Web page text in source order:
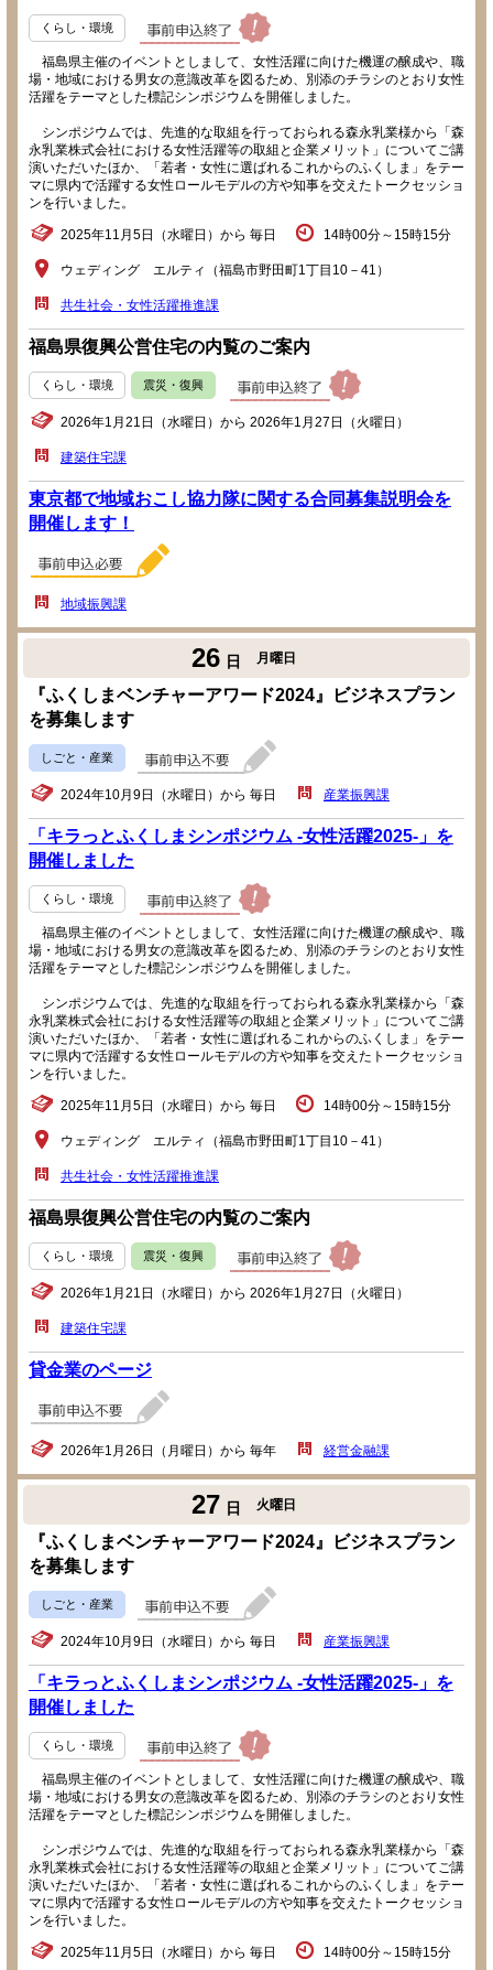
くらし・環境
福島県主催のイベントとしまして、女性活躍に向けた機運の醸成や、職
場・地域における男女の意識改革を図るため、別添のチラシのとおり女性
活躍をテーマとした標記シンポジウムを開催しました。
シンポジウムでは、先進的な取組を行っておられる森永乳業様から「森
永乳業株式会社における女性活躍等の取組と企業メリット」についてご講
演いただいたほか、「若者・女性に選ばれるこれからのふくしま」をテー
マに県内で活躍する女性ロールモデルの方や知事を交えたトークセッショ
ンを行いました。
2025年11月5日（水曜日）から 毎日 14時00分～15時15分
ウェディング エルティ（福島市野田町1丁目10－41）
共生社会・女性活躍推進課
福島県復興公営住宅の内覧のご案内
くらし・環境 震災・復興
2026年1月21日（水曜日）から 2026年1月27日（火曜日）
建築住宅課
東京都で地域おこし協力隊に関する合同募集説明会を
開催します！
地域振興課
26 日 月曜日
『ふくしまベンチャーアワード2024』ビジネスプラン
を募集します
しごと・産業
2024年10月9日（水曜日）から 毎日 産業振興課
「キラっとふくしまシンポジウム -女性活躍2025-」を
開催しました
くらし・環境
福島県主催のイベントとしまして、女性活躍に向けた機運の醸成や、職
場・地域における男女の意識改革を図るため、別添のチラシのとおり女性
活躍をテーマとした標記シンポジウムを開催しました。
シンポジウムでは、先進的な取組を行っておられる森永乳業様から「森
永乳業株式会社における女性活躍等の取組と企業メリット」についてご講
演いただいたほか、「若者・女性に選ばれるこれからのふくしま」をテー
マに県内で活躍する女性ロールモデルの方や知事を交えたトークセッショ
ンを行いました。
2025年11月5日（水曜日）から 毎日 14時00分～15時15分
ウェディング エルティ（福島市野田町1丁目10－41）
共生社会・女性活躍推進課
福島県復興公営住宅の内覧のご案内
くらし・環境 震災・復興
2026年1月21日（水曜日）から 2026年1月27日（火曜日）
建築住宅課
貸金業のページ
2026年1月26日（月曜日）から 毎年 経営金融課
27 日 火曜日
『ふくしまベンチャーアワード2024』ビジネスプラン
を募集します
しごと・産業
2024年10月9日（水曜日）から 毎日 産業振興課
「キラっとふくしまシンポジウム -女性活躍2025-」を
開催しました
くらし・環境
福島県主催のイベントとしまして、女性活躍に向けた機運の醸成や、職
場・地域における男女の意識改革を図るため、別添のチラシのとおり女性
活躍をテーマとした標記シンポジウムを開催しました。
シンポジウムでは、先進的な取組を行っておられる森永乳業様から「森
永乳業株式会社における女性活躍等の取組と企業メリット」についてご講
演いただいたほか、「若者・女性に選ばれるこれからのふくしま」をテー
マに県内で活躍する女性ロールモデルの方や知事を交えたトークセッショ
ンを行いました。
2025年11月5日（水曜日）から 毎日 14時00分～15時15分